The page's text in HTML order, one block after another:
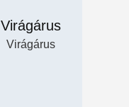
Virágárus
Virágárus